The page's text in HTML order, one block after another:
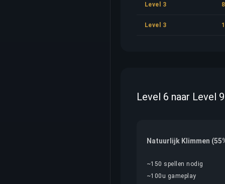
Level 3
Level 3
Level 6 naar Level
Natuurlijk Klimmen
~150 spellen nodig
~100u gameplay